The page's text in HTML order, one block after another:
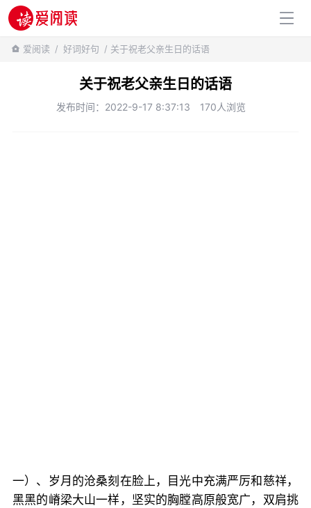
百科知识
爱阅读 / 好词好句 / 关于祝老父亲生日的话语
关于祝老父亲生日的话语
发布时间：2022-9-17 8:37:13 170人浏览
一）、岁月的沧桑刻在脸上，目光中充满严厉和慈祥，
黑黑的嵴梁大山一样，坚实的胸膛高原般宽广，双肩挑